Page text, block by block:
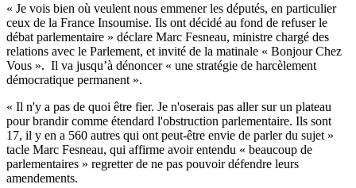
« Je vois bien où veulent nous emmener les députés, en particulier
ceux de la France Insoumise. Ils ont décidé au fond de refuser le
débat parlementaire » déclare Marc Fesneau, ministre chargé des
relations avec le Parlement, et invité de la matinale « Bonjour Chez
Vous ». Il va jusqu’à dénoncer « une stratégie de harcèlement
démocratique permanent ».
« Il n'y a pas de quoi être fier. Je n'oserais pas aller sur un plateau
pour brandir comme étendard l'obstruction parlementaire. Ils sont
17, il y en a 560 autres qui ont peut-être envie de parler du sujet »
tacle Marc Fesneau, qui affirme avoir entendu « beaucoup de
parlementaires » regretter de ne pas pouvoir défendre leurs
amendements.